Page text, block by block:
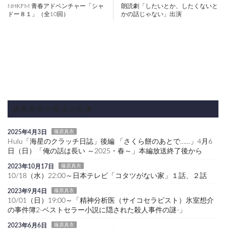
NHKFM 青春アドベンチャー「シャ
ドー８１」（全10回）
朗読劇「したいとか、したくないと
かの話じゃない」出演
篠原真衣の最近の記事
2025年4月3日 篠原真衣
Hulu「海星のクラッチ日誌」後編 「さくら餅のあとで……」4月6
日（日）「俺の話は長い ～2025・春～」本編放送終了後から
2023年10月17日 篠原真衣
10/18（水）22:00～日本テレビ「コタツがない家」１話、２話
2023年9月4日 篠原真衣
10/01（日）19:00～「精神分析医（サイコセラピスト）氷室想介
の事件簿2-ベストセラー小説に隠された殺人事件の謎-」
2023年6月6日 篠原真衣